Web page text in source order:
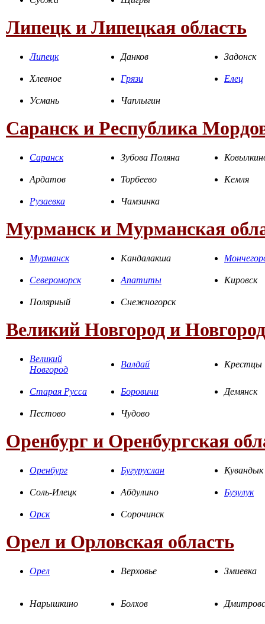
Липецк и Липецкая область
Липецк Данков Задонск
Хлевное Грязи Елец
Усмань Чаплыгин
Саранск и Республика
Саранск Зубова Поляна
Ардатов Торбеево Кемля
Рузаевка Чамзинка
Мурманск и Мурманская
Мурманск Кандалакша
Североморск Апатиты Кировск
Полярный Снежногорск
Великий Новгород и
Великий
Новгород
Валдай Крестцы
Старая Русса Боровичи Демянск
Пестово Чудово
Оренбург и Оренбургская
Оренбург Бугуруслан Кувандык
Соль-Илецк Абдулино Бузулук
Орск Сорочинск
Орел и Орловская область
Орел Верховье Змиевка
Нарышкино Болхов